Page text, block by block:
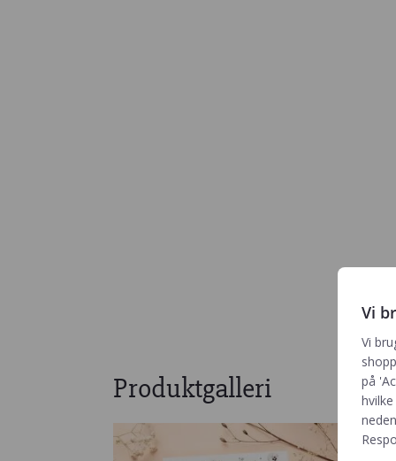
Produktgalleri
Vi
Vi
på